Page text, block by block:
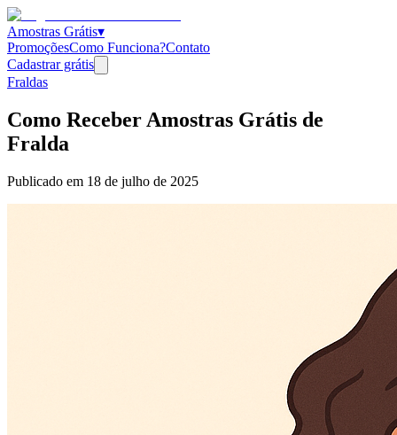
Amostras Grátis▾
PromoçõesComo Funciona?Contato
Cadastrar grátis
Fraldas
Como Receber Amostras Grátis de
Fralda
Publicado em 18 de julho de 2025